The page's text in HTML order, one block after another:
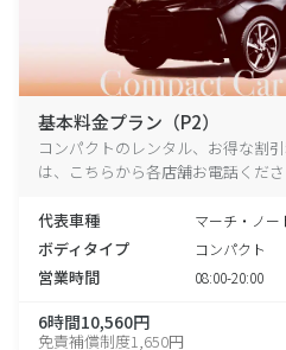
基本料金プラン（P2）
コンパクトのレンタル、お得な割
は、こちらから各店舗お電話くださ
代表車種 マーチ・ノー
ボディタイプ コンパクト
営業時間 08:00-20:00
6時間10,560円
免責補償制度1,650円